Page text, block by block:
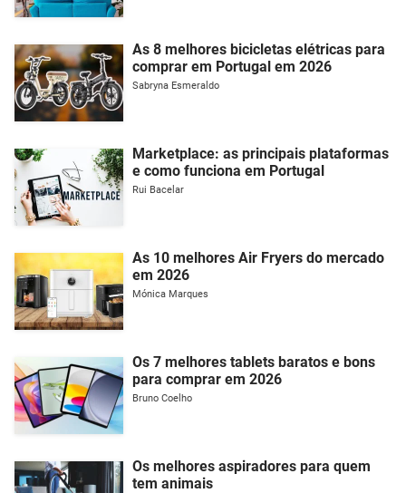
As 8 melhores bicicletas elétricas para
comprar em Portugal em 2026
Sabryna Esmeraldo
Marketplace: as principais plataformas
e como funciona em Portugal
Rui Bacelar
As 10 melhores Air Fryers do mercado
em 2026
Mónica Marques
Os 7 melhores tablets baratos e bons
para comprar em 2026
Bruno Coelho
Os melhores aspiradores para quem
tem animais